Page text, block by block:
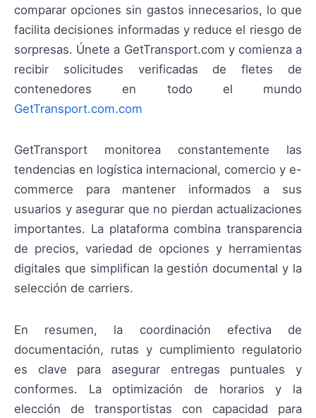
comparar opciones sin gastos innecesarios, lo que
facilita decisiones informadas y reduce el riesgo de
sorpresas. Únete a GetTransport.com y comienza a
recibir solicitudes verificadas de fletes de
contenedores en todo el mundo
GetTransport.com.com
GetTransport monitorea constantemente las
tendencias en logística internacional, comercio y e-
commerce para mantener informados a sus
usuarios y asegurar que no pierdan actualizaciones
importantes. La plataforma combina transparencia
de precios, variedad de opciones y herramientas
digitales que simplifican la gestión documental y la
selección de carriers.
En resumen, la coordinación efectiva de
documentación, rutas y cumplimiento regulatorio
es clave para asegurar entregas puntuales y
conformes. La optimización de horarios y la
elección de transportistas con capacidad para